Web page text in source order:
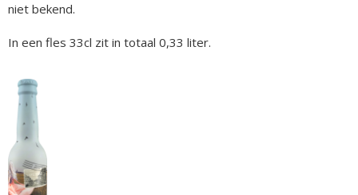
niet bekend.
In een fles 33cl zit in totaal 0,33 liter.